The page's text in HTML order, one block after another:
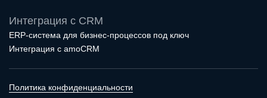
Интеграция с CRM
ERP-система для бизнес-процессов под ключ
Интеграция с amoCRM
Политика конфиденциальности